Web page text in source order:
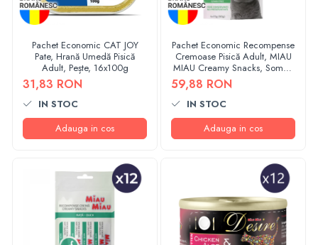
Pachet Economic CAT JOY
Pate, Hrană Umedă Pisică
Adult, Pește, 16x100g
31,83 RON
IN STOC
Adauga in cos
Pachet Economic Recompense
Cremoase Pisică Adult, MIAU
MIAU Creamy Snacks, Somon
și Rață, 4x15g, 12 bucăți
59,88 RON
IN STOC
Adauga in cos